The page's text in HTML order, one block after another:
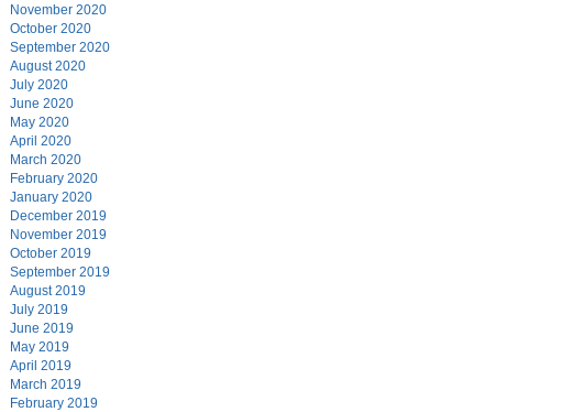
November 2020
October 2020
September 2020
August 2020
July 2020
June 2020
May 2020
April 2020
March 2020
February 2020
January 2020
December 2019
November 2019
October 2019
September 2019
August 2019
July 2019
June 2019
May 2019
April 2019
March 2019
February 2019